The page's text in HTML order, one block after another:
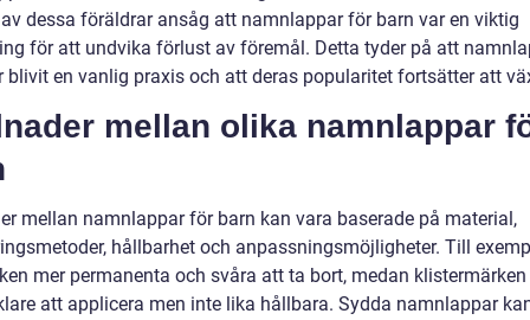
dessa föräldrar ansåg att namnlappar för barn var en viktig
för att undvika förlust av föremål. Detta tyder på att
blivit en vanlig praxis och att deras popularitet fortsätter att
mellan olika namnlappar
mellan namnlappar för barn kan vara baserade på material,
hållbarhet och anpassningsmöjligheter. Till
mer permanenta och svåra att ta bort, medan
att applicera men inte lika hållbara. Sydda namnlappar